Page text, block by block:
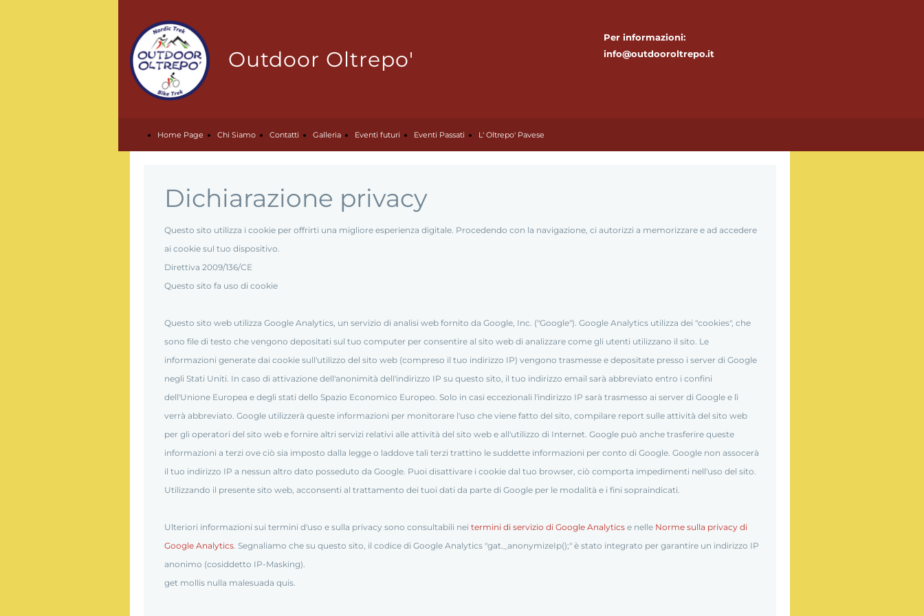
Per informazioni:
info@outdooroltrepo.it
Outdoor Oltrepo'
Home Page Chi Siamo Contatti Galleria Eventi futuri Eventi Passati L' Oltrepo' Pavese
Dichiarazione privacy
Questo sito utilizza i cookie per offrirti una migliore esperienza digitale. Procedendo con la navigazione, ci autorizzi a memorizzare e ad accedere
ai cookie sul tuo dispositivo.
Direttiva 2009/136/CE
Questo sito fa uso di cookie
Questo sito web utilizza Google Analytics, un servizio di analisi web fornito da Google, Inc. ("Google"). Google Analytics utilizza dei "cookies", che
sono file di testo che vengono depositati sul tuo computer per consentire al sito web di analizzare come gli utenti utilizzano il sito. Le
informazioni generate dai cookie sull'utilizzo del sito web (compreso il tuo indirizzo IP) vengono trasmesse e depositate presso i server di Google
negli Stati Uniti. In caso di attivazione dell'anonimità dell'indirizzo IP su questo sito, il tuo indirizzo email sarà abbreviato entro i confini
dell'Unione Europea e degli stati dello Spazio Economico Europeo. Solo in casi eccezionali l'indirizzo IP sarà trasmesso ai server di Google e lì
verrà abbreviato. Google utilizzerà queste informazioni per monitorare l'uso che viene fatto del sito, compilare report sulle attività del sito web
per gli operatori del sito web e fornire altri servizi relativi alle attività del sito web e all'utilizzo di Internet. Google può anche trasferire queste
informazioni a terzi ove ciò sia imposto dalla legge o laddove tali terzi trattino le suddette informazioni per conto di Google. Google non assocerà
il tuo indirizzo IP a nessun altro dato posseduto da Google. Puoi disattivare i cookie dal tuo browser, ciò comporta impedimenti nell'uso del sito.
Utilizzando il presente sito web, acconsenti al trattamento dei tuoi dati da parte di Google per le modalità e i fini sopraindicati.
Ulteriori informazioni sui termini d'uso e sulla privacy sono consultabili nei termini di servizio di Google Analytics e nelle Norme sulla privacy di
Google Analytics . Segnaliamo che su questo sito, il codice di Google Analytics "gat._anonymizeIp();" è stato integrato per garantire un indirizzo IP
anonimo (cosiddetto IP-Masking).
get mollis nulla malesuada quis.